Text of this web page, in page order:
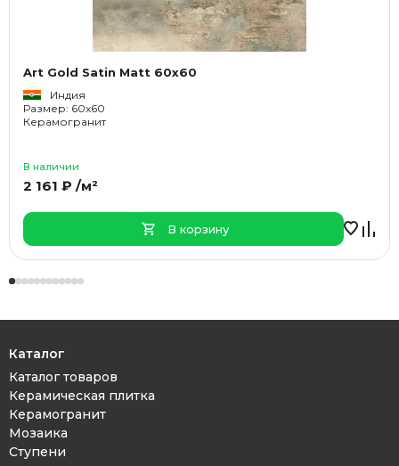
Art Gold Satin Matt 60x60
Индия
Размер: 60x60
Керамогранит
В наличии
2 161 ₽ /м²
В корзину
Каталог
Каталог товаров
Керамическая плитка
Керамогранит
Мозаика
Ступени